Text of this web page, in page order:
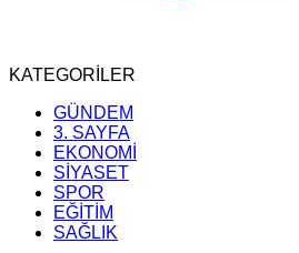
KATEGORİLER
GÜNDEM
3. SAYFA
EKONOMİ
SİYASET
SPOR
EĞİTİM
SAĞLIK